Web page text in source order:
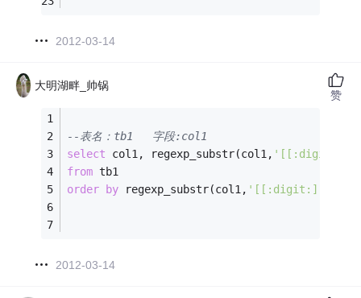
2012-03-14
大明湖畔_帅锅
--表名：tb1   字段:col1
select col1, regexp_substr(col1,
from tb1
order
by regexp_substr(col1, '[[:digit:]]+'
2012-03-14
赞